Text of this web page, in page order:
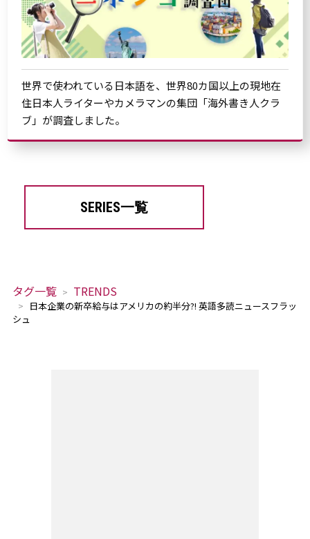
世界で使われている日本語を、世界80カ国以上の現地在
住日本人ライターやカメラマンの集団「海外書き人クラ
ブ」が調査しました。
SERIES一覧
タグ一覧 TRENDS
日本企業の新卒給与はアメリカの約半分?! 英語多読ニュースフラッ
シュ